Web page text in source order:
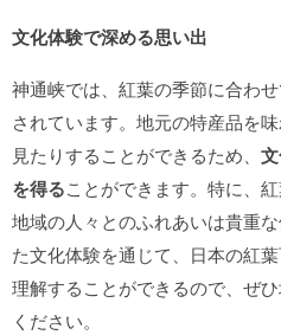
文化体験で深める思い出
神通峡では、紅葉の季節に合わ
されています。地元の特産品を
見たりすることができるため、
を得ることができます。特に、
地域の人々とのふれあいは貴重
た文化体験を通じて、日本の紅
理解することができるので、ぜ
ください。